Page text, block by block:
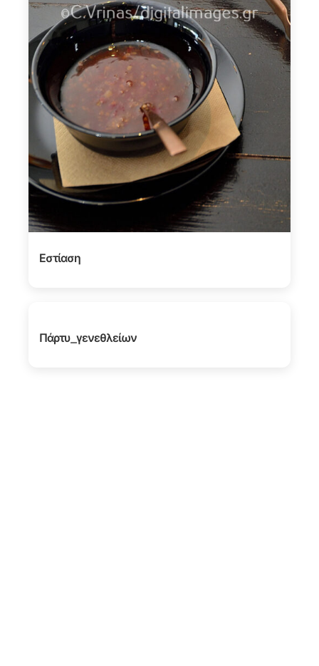
Εστίαση
Πάρτυ_γενεθλείων